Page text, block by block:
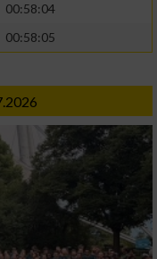
00:58:04
00:58:05